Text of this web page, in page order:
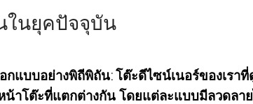
ในยุคปัจจุบัน
กแบบอย่างพิถีพิถัน: โต๊ะดีไซน์เนอร์ของเร
าโต๊ะที่แตกต่างกัน โดยแต่ละแบบมีลวดลา